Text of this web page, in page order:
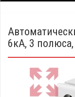
6кА, 3